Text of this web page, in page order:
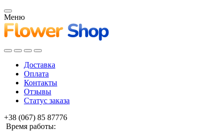
Меню
Доставка
Оплата
Контакты
Отзывы
Статус заказа
+38 (067) 85 87776
Время работы: